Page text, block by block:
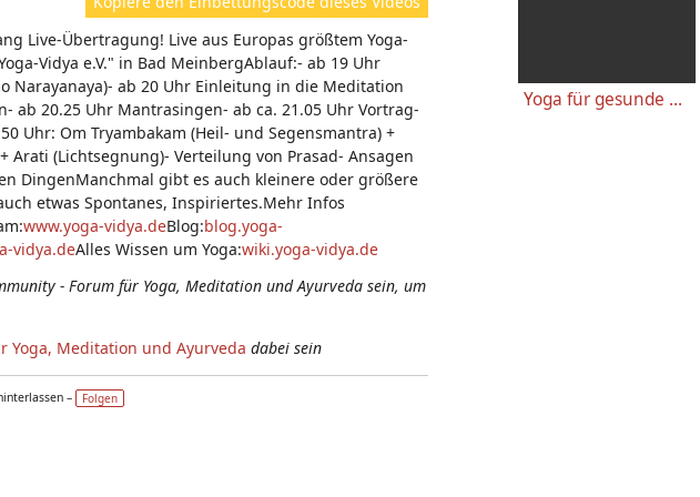
e
n:
Live-Übertragung! Live aus Europas größtem Yoga-
Vidya e.V." in Bad MeinbergAblauf:- ab 19 Uhr
Narayanaya)- ab 20 Uhr Einleitung in die Meditation
ab 20.25 Uhr Mantrasingen- ab ca. 21.05 Uhr Vortrag-
Uhr: Om Tryambakam (Heil- und Segensmantra) +
Arati (Lichtsegnung)- Verteilung von Prasad- Ansagen
DingenManchmal gibt es auch kleinere oder größere
etwas Spontanes, Inspiriertes.Mehr Infos
www.yoga-vidya.deBlog:blog.yoga-
vidya.deAlles Wissen um Yoga:wiki.yoga-vidya.de
- Forum für Yoga, Meditation und Ayurveda sein, um
Yoga, Meditation und Ayurveda dabei sein
– Folgen
Yoga für gesunde Knie - Einfache wirkungsvolle Gelenkübungen